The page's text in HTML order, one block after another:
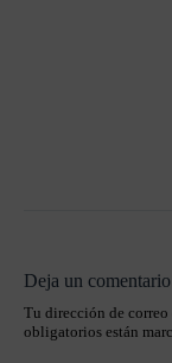
Deja un comentario
Tu dirección de correo
obligatorios están